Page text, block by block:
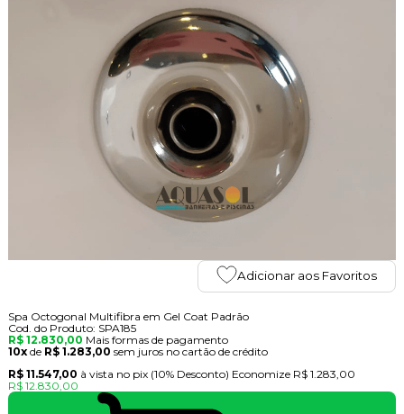
Adicionar aos Favoritos
Spa Octogonal Multifibra em Gel Coat Padrão
Cod. do Produto: SPA185
R$ 12.830,00 Mais formas de pagamento
10xde R$ 1.283,00 sem juros no cartão de crédito
R$ 11.547,00 à vista no pix (10% Desconto) Economize R$ 1.283,00
R$ 12.830,00